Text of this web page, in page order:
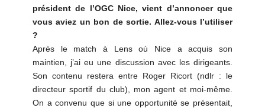
président de l’OGC Nice, vient d’annoncer que
vous aviez un bon de sortie. Allez-vous l’utiliser
?
Après le match à Lens où Nice a acquis son
maintien, j’ai eu une discussion avec les dirigeants.
Son contenu restera entre Roger Ricort (ndlr : le
directeur sportif du club), mon agent et moi-même.
On a convenu que si une opportunité se présentait,